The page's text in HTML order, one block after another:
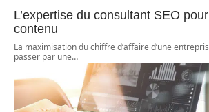
L’expertise du consultant SEO
contenu
La maximisation du chiffre d’affaire d’une
passer par une…